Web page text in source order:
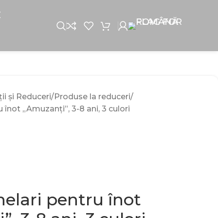
și Reduceri Produse la reduceri
înot „Amuzanți”, 3-8 ani, 3 culori
pentru înot